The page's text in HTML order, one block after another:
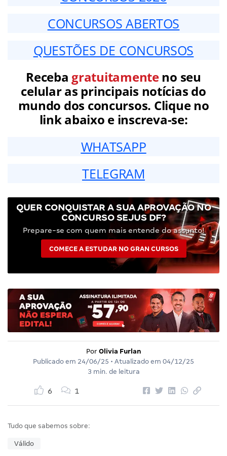
CONCURSOS ABERTOS
QUESTÕES DE CONCURSOS
Receba gratuitamenteno seu
celular as principais notícias do
mundo dos concursos. Clique no
link abaixo e inscreva-se:
WHATSAPP
TELEGRAM
QUER CONQUISTAR A SUA APROVAÇÃO NO
CONCURSO SEJUS DF?
Prepare-se com quem mais entende do assunto!
COMECE A ESTUDAR NO GRAN CURSOS
Por Olivia Furlan
Publicado em 24/06/25 • Atualizado em 04/12/25
3 min. de leitura
6 1
Tudo que sabemos sobre:
Válido